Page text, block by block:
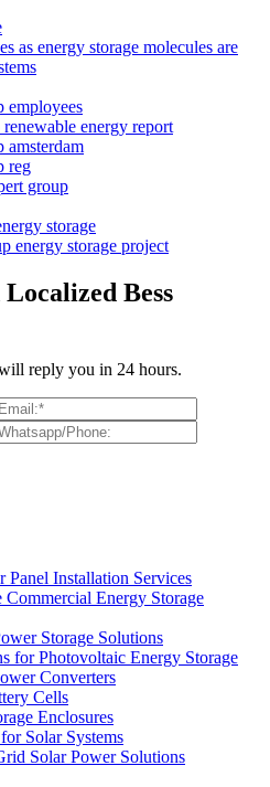
as energy storage molecules are
employees
energy report
amsterdam
reg
group
storage
energy storage project
Bess
reply you in 24 hours.
Panel Installation Services
Energy Storage
Storage Solutions
for Photovoltaic Energy Storage
Converters
Cells
Enclosures
Solar Systems
Solar Power Solutions